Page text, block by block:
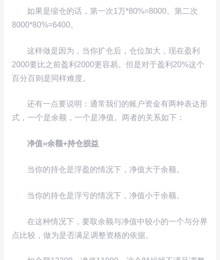
如果是缩仓的话，第一次1万*80%=8000。第二次
8000*80%=6400。
这样做是因为，当你扩仓后，仓位加大，现在盈利
2000要比之前盈利2000更容易。但是对于盈利20%这个
百分百则是同样难度。
还有一点要说明：通常我们的账户资金有两种表达形
式，一个是余额，一个是净值。两者的关系如下：
净值=余额+持仓损益
当你的持仓是浮盈的情况下，净值大于余额。
当你的持仓是浮亏的情况下，净值小于余额。
在这种情况下，要取余额与净值中较小的一个与分界
点比较，做为是否满足调整资格的依据。